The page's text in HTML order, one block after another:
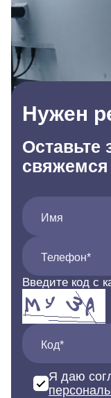
Нужен
Оставьте
свяжемся
Имя
Телефон*
Введите код с
Код*
Я даю